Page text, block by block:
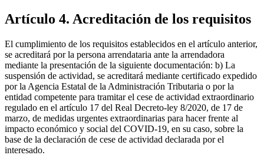
Artículo 4. Acreditación de los requisitos
El cumplimiento de los requisitos establecidos en el artículo anterior,
se acreditará por la persona arrendataria ante la arrendadora
mediante la presentación de la siguiente documentación: b) La
suspensión de actividad, se acreditará mediante certificado expedido
por la Agencia Estatal de la Administración Tributaria o por la
entidad competente para tramitar el cese de actividad extraordinario
regulado en el artículo 17 del Real Decreto-ley 8/2020, de 17 de
marzo, de medidas urgentes extraordinarias para hacer frente al
impacto económico y social del COVID-19, en su caso, sobre la
base de la declaración de cese de actividad declarada por el
interesado.